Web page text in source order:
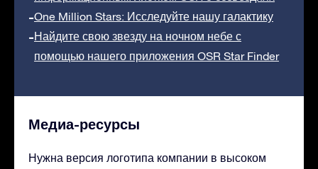
One Million Stars: Исследуйте нашу галактику
Найдите свою звезду на ночном небе с
помощью нашего приложения OSR Star Finder
Медиа-ресурсы
Нужна версия логотипа компании в высоком